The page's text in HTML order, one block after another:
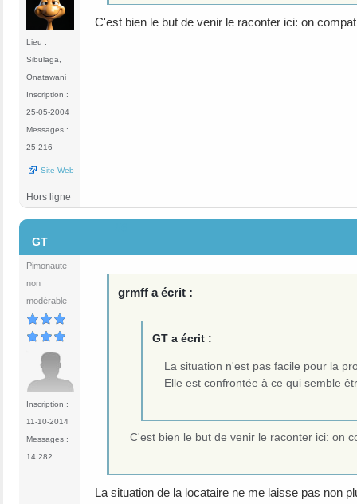
Lieu :
Sibulaga,
Onatawani
Inscription :
25-05-2004
Messages :
25 216
Site Web
C'est bien le but de venir le raconter ici: on
Hors ligne
GT
Pimonaute
non
modérable
Inscription :
11-10-2014
Messages :
14 282
grmff a écrit :
GT a écrit :
La situation n'est pas facile pour la
Elle est confrontée à ce qui semble
C'est bien le but de venir le raconter ici: on
La situation de la locataire ne me laisse pas non